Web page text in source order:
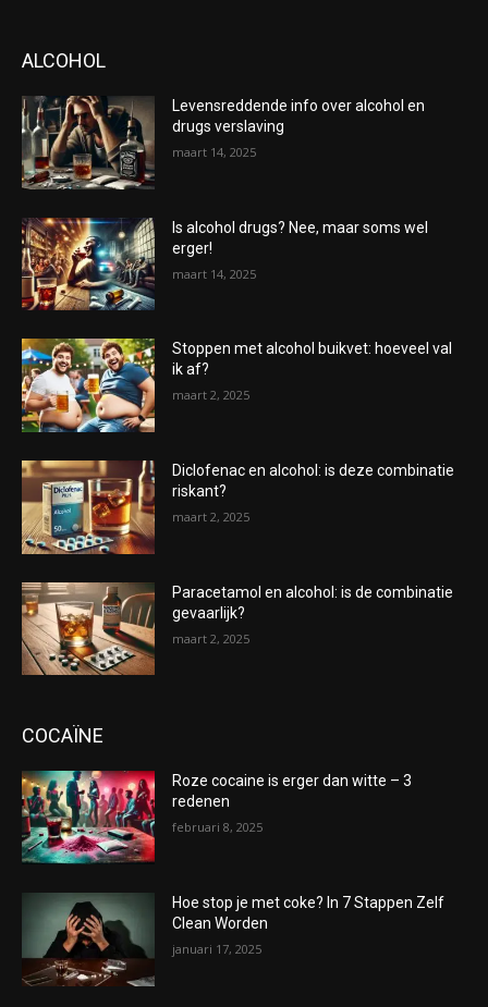
ALCOHOL
Levensreddende info over alcohol en
drugs verslaving
maart 14, 2025
Is alcohol drugs? Nee, maar soms wel
erger!
maart 14, 2025
Stoppen met alcohol buikvet: hoeveel val
ik af?
maart 2, 2025
Diclofenac en alcohol: is deze combinatie
riskant?
maart 2, 2025
Paracetamol en alcohol: is de combinatie
gevaarlijk?
maart 2, 2025
COCAÏNE
Roze cocaine is erger dan witte – 3
redenen
februari 8, 2025
Hoe stop je met coke? In 7 Stappen Zelf
Clean Worden
januari 17, 2025